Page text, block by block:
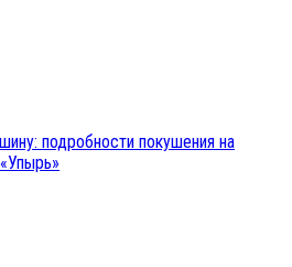
подробности покушения на